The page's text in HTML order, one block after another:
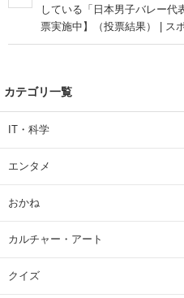
している「日本男子バレー代
票実施中】（投票結果） | ス
カテゴリ一覧
IT・科学
エンタメ
おかね
カルチャー・アート
クイズ